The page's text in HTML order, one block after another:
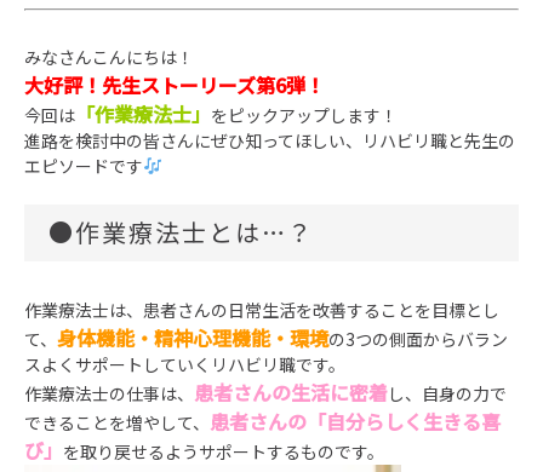
みなさんこんにちは！
大好評！先生ストーリーズ第6弾！
今回は 「作業療法士」 をピックアップします！
進路を検討中の皆さんにぜひ知ってほしい、リハビリ職と先生の
エピソードです
●作業療法士とは…？
作業療法士は、患者さんの日常生活を改善することを目標とし
て、 身体機能・精神心理機能・環境の3つの側面からバラン
スよくサポートしていくリハビリ職です。
作業療法士の仕事は、 患者さんの生活に密着し、自身の力で
できることを増やして、 患者さんの「自分らしく生きる喜
び」 を取り戻せるようサポートするものです。